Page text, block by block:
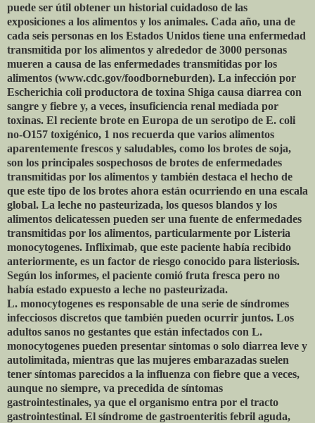
puede ser útil obtener un historial cuidadoso de las
exposiciones a los alimentos y los animales. Cada año, una de
cada seis personas en los Estados Unidos tiene una enfermedad
transmitida por los alimentos y alrededor de 3000 personas
mueren a causa de las enfermedades transmitidas por los
alimentos (www.cdc.gov/foodborneburden). La infección por
Escherichia coli productora de toxina Shiga causa diarrea con
sangre y fiebre y, a veces, insuficiencia renal mediada por
toxinas. El reciente brote en Europa de un serotipo de E. coli
no-O157 toxigénico, 1 nos recuerda que varios alimentos
aparentemente frescos y saludables, como los brotes de soja,
son los principales sospechosos de brotes de enfermedades
transmitidas por los alimentos y también destaca el hecho de
que este tipo de los brotes ahora están ocurriendo en una escala
global. La leche no pasteurizada, los quesos blandos y los
alimentos delicatessen pueden ser una fuente de enfermedades
transmitidas por los alimentos, particularmente por Listeria
monocytogenes. Infliximab, que este paciente había recibido
anteriormente, es un factor de riesgo conocido para listeriosis.
Según los informes, el paciente comió fruta fresca pero no
había estado expuesto a leche no pasteurizada.
L. monocytogenes es responsable de una serie de síndromes
infecciosos discretos que también pueden ocurrir juntos. Los
adultos sanos no gestantes que están infectados con L.
monocytogenes pueden presentar síntomas o solo diarrea leve y
autolimitada, mientras que las mujeres embarazadas suelen
tener síntomas parecidos a la influenza con fiebre que a veces,
aunque no siempre, va precedida de síntomas
gastrointestinales, ya que el organismo entra por el tracto
gastrointestinal. El síndrome de gastroenteritis febril aguda,